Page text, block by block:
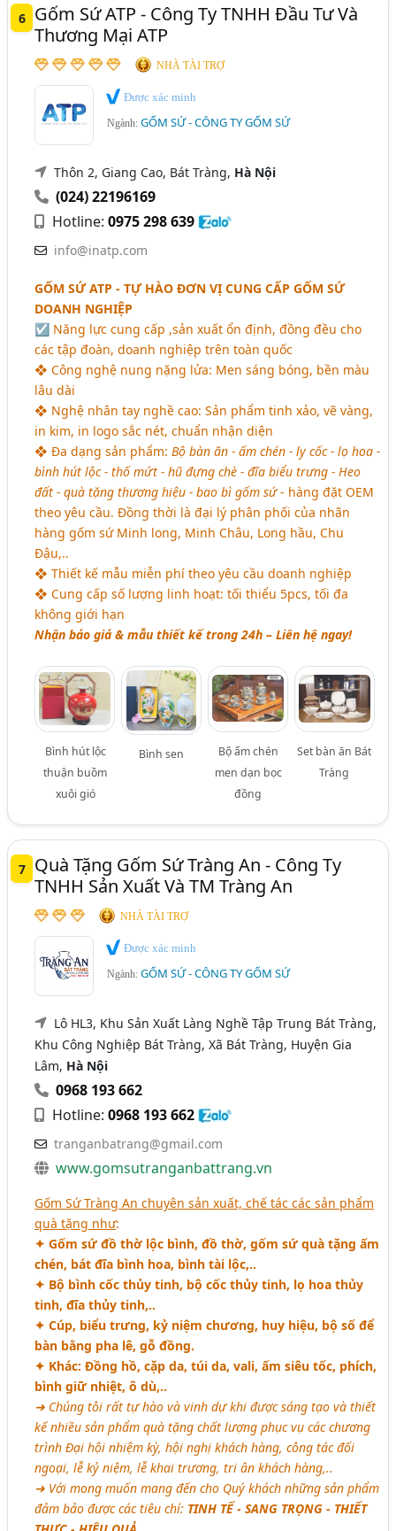
6
Gốm Sứ ATP - Công Ty TNHH Đầu Tư Và
Thương Mại ATP
NHÀ TÀI TRỢ
Được xác minh
Ngành:GỐM SỨ - CÔNG TY GỐM SỨ
Thôn 2, Giang Cao, Bát Tràng, Hà Nội
(024) 22196169
Hotline:0975 298 639
info@inatp.com
GỐM SỨ ATP - TỰ HÀO ĐƠN VỊ CUNG CẤP GỐM SỨ
DOANH NGHIỆP
☑ Năng lực cung cấp ,sản xuất ổn định, đồng đều cho
các tập đoàn, doanh nghiệp trên toàn quốc
❖ Công nghệ nung nặng lửa: Men sáng bóng, bền màu
lâu dài
❖ Nghệ nhân tay nghề cao: Sản phẩm tinh xảo, vẽ vàng,
in kim, in logo sắc nét, chuẩn nhận diện
❖ Đa dạng sản phẩm:Bộ bàn ăn - ấm chén - ly cốc - lọ hoa -
bình hút lộc - thố mứt - hũ đựng chè - đĩa biểu trưng - Heo
đất - quà tặng thương hiệu - bao bì gốm sứ- hàng đặt OEM
theo yêu cầu. Đồng thời là đại lý phân phối của nhãn
hàng gốm sứ Minh long, Minh Châu, Long hầu, Chu
Đậu,..
❖ Thiết kế mẫu miễn phí theo yêu cầu doanh nghiệp
❖ Cung cấp số lượng linh hoạt: tối thiểu 5pcs, tối đa
không giới hạn
Nhận báo giá & mẫu thiết kế trong 24h – Liên hệ ngay!
Bình hút lộc
thuận buồm
xuôi gió
Bình sen
Bộ ấm chén
men dạn bọc
đồng
Set bàn ăn Bát
Tràng
7
Quà Tặng Gốm Sứ Tràng An - Công Ty
TNHH Sản Xuất Và TM Tràng An
NHÀ TÀI TRỢ
Được xác minh
Ngành:GỐM SỨ - CÔNG TY GỐM SỨ
Lô HL3, Khu Sản Xuất Làng Nghề Tập Trung Bát Tràng,
Khu Công Nghiệp Bát Tràng, Xã Bát Tràng, Huyện Gia
Lâm, Hà Nội
0968 193 662
Hotline:0968 193 662
tranganbatrang@gmail.com
www.gomsutranganbattrang.vn
Gốm Sứ Tràng An chuyên sản xuất, chế tác các sản phẩm
quà tặng như:
✦ Gốm sứ đồ thờ lộc bình, đồ thờ, gốm sứ quà tặng ấm
chén, bát đĩa bình hoa, bình tài lộc,..
✦ Bộ bình cốc thủy tinh, bộ cốc thủy tinh, lọ hoa thủy
tinh, đĩa thủy tinh,..
✦ Cúp, biểu trưng, kỷ niệm chương, huy hiệu, bộ số để
bàn bằng pha lê, gỗ đồng.
✦ Khác: Đồng hồ, cặp da, túi da, vali, ấm siêu tốc, phích,
bình giữ nhiệt, ô dù,..
➜ Chúng tôi rất tự hào và vinh dự khi được sáng tạo và thiết
kế nhiều sản phẩm quà tặng chất lượng phục vụ các chương
trình Đại hội nhiệm kỳ, hội nghị khách hàng, công tác đối
ngoại, lễ kỷ niệm, lễ khai trương, tri ân khách hàng,..
➜ Với mong muốn mang đến cho Quý khách những sản phẩm
đảm bảo được các tiêu chí: TINH TẾ - SANG TRỌNG - THIẾT